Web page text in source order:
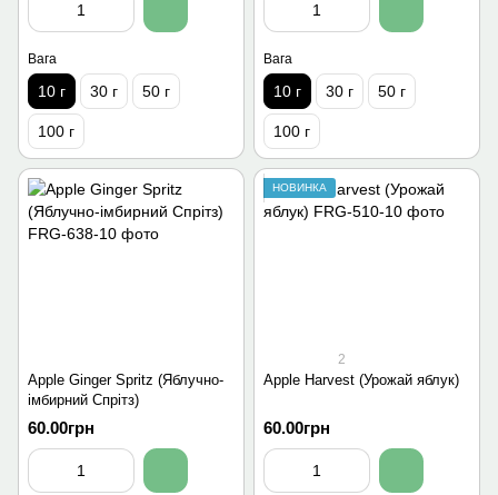
Вага
10 г 30 г 50 г
100 г
Вага
10 г 30 г 50 г
100 г
Apple Ginger Spritz (Яблучно-
імбирний Спрітз)
60.00грн
НОВИНКА
2
Apple Harvest (Урожай яблук)
60.00грн